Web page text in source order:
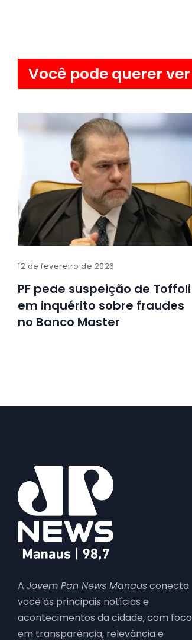
Você pode querer ver
12 de fevereiro de 2026
PF pede suspeição de Toffoli
em inquérito sobre fraudes
no Banco Master
A Jovem Pan News Manausconecta
você às principais notícias e
acontecimentos da cidade, com foco
em transparência, relevância e